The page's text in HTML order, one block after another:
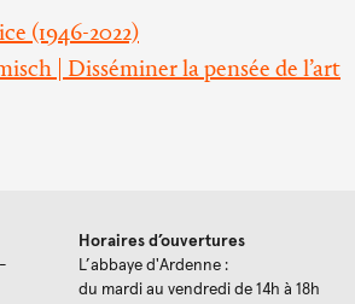
(1946-2022)
| Disséminer la pensée de l’art
Horaires d’ouvertures
L’abbaye d'Ardenne :
du mardi au vendredi de 14h à 18h